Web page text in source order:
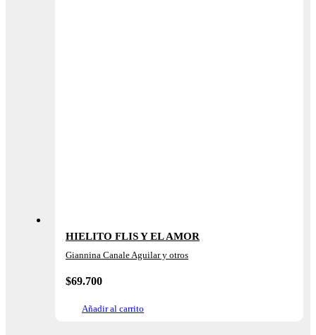
HIELITO FLIS Y EL AMOR
Giannina Canale Aguilar y otros
$69.700
Añadir al carrito